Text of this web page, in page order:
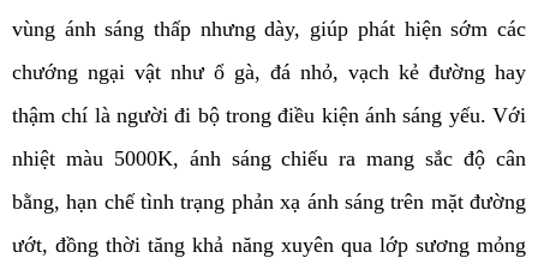
vùng ánh sáng thấp nhưng dày, giúp phát hiện sớm các
chướng ngại vật như ổ gà, đá nhỏ, vạch kẻ đường hay
thậm chí là người đi bộ trong điều kiện ánh sáng yếu. Với
nhiệt màu 5000K, ánh sáng chiếu ra mang sắc độ cân
bằng, hạn chế tình trạng phản xạ ánh sáng trên mặt đường
ướt, đồng thời tăng khả năng xuyên qua lớp sương mỏng